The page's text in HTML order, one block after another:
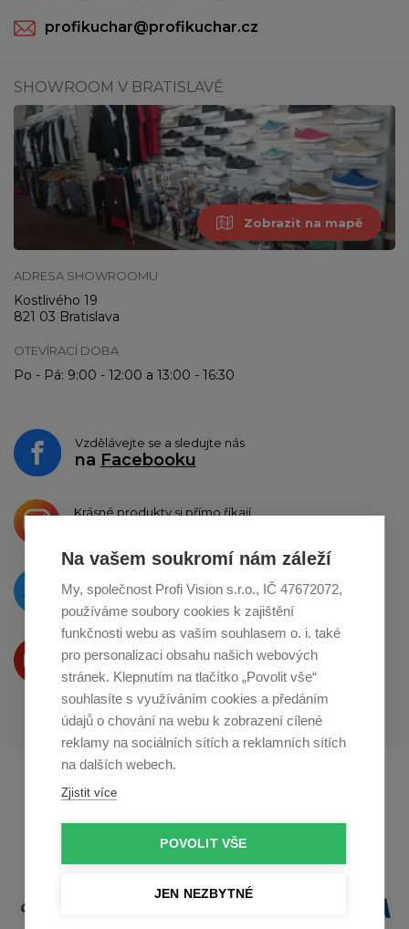
profikuchar@profikuchar.cz
SHOWROOM V BRATISLAVĚ
Zobrazit na mapě
ADRESA SHOWROOMU
Kostlivého 19
821 03 Bratislava
OTEVÍRACÍ DOBA
Po - Pá: 9:00 - 12:00 a 13:00 - 16:30
Vzdělávejte se a sledujte nás
na Facebooku
Krásné produkty si přímo říkají
O novinkách píšeme
naTwitteru
Produkty Vám představujeme
na Youtube
Profikuchar.sk
Na vašem soukromí nám záleží
My, společnost Profi Vision s.r.o., IČ 47672072,
používáme soubory cookies k zajištění
funkčnosti webu as vaším souhlasem o. i. také
pro personalizaci obsahu našich webových
stránek. Klepnutím na tlačítko „Povolit vše“
souhlasíte s využíváním cookies a předáním
údajů o chování na webu k zobrazení cílené
reklamy na sociálních sítích a reklamních sítích
na dalších webech.
Zjistit více
POVOLIT VŠE
JEN NEZBYTNÉ